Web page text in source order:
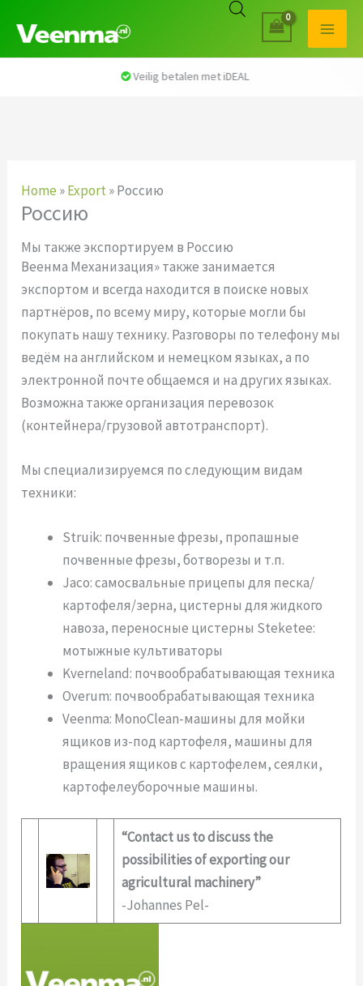
Home »Export»Россию
Россию
Мы также экспортируем в Россию
Bеенма Механизация» также занимается
экспортом и всегда находится в поиске новых
партнёров, по всему миру, которые могли бы
покупать нашу технику. Разговоры по телефону мы
ведём на английском и немецком языках, а по
электронной почте общаемся и на других языках.
Возможна также организация перевозок
(контейнера/грузовой автотранспорт).
Мы специализируемся по следующим видам
техники:
Struik: почвенные фрезы, пропашные
почвенные фрезы, ботворезы и т.п.
Jaco: самосвальные прицепы для песка/
картофеля/зерна, цистерны для жидкого
навоза, переносные цистерны Steketee:
мотыжные культиваторы
Kverneland: почвообрабатывающая техника
Overum: почвообрабатывающая техника
Veenma: MonoClean-машины для мойки
ящиков из-под картофеля, машины для
вращения ящиков с картофелем, сеялки,
картофелеуборочные машины.
“Contact us to discuss the
possibilities of exporting our
agricultural machinery”
-Johannes Pel-
Veilig betalen met iDEAL